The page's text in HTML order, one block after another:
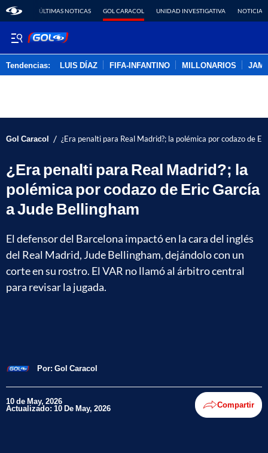
ÚLTIMAS NOTICAS GOL CARACOL UNIDAD INVESTIGATIVA NOTICIAS
Tendencias: LUIS DÍAZ FIFA-INFANTINO MILLONARIOS
Gol Caracol / ¿Era penalti para Real Madrid?; la polémica por codazo de
¿Era penalti para Real Madrid?; la
polémica por codazo de Eric García
a Jude Bellingham
El defensor del Barcelona impactó en la cara del inglés
del Real Madrid, Jude Bellingham, dejándolo con un
corte en su rostro. El VAR no llamó al árbitro central
para revisar la jugada.
Por: Gol Caracol
10 de May, 2026
Actualizado: 10 De May, 2026 Compartir